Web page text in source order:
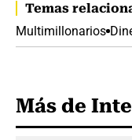
Temas
Multimillonarios
Más de